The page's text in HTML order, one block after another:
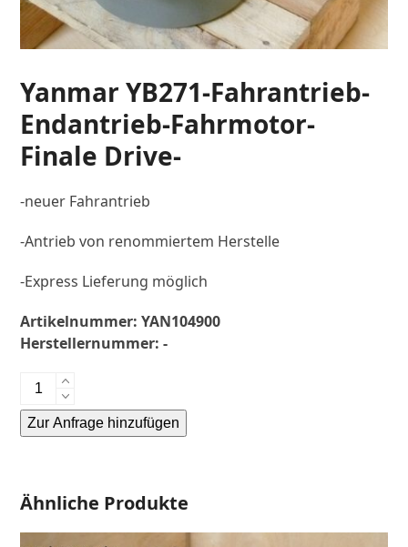
Yanmar YB271-Fahrantrieb-
Endantrieb-Fahrmotor-
Finale Drive-
-neuer Fahrantrieb
-Antrieb von renommiertem Herstelle
-Express Lieferung möglich
Artikelnummer:YAN104900
Herstellernummer:-
Yanmar
YB271-
Fahrantrieb-
Finale
Drive-
Menge
Zur Anfrage hinzufügen
Ähnliche Produkte